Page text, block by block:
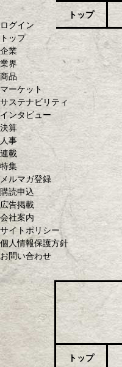
ログイン
トップ
企業
業界
商品
マーケット
サステナビリティ
インタビュー
決算
人事
連載
特集
メルマガ登録
購読申込
広告掲載
会社案内
サイトポリシー
個人情報保護方針
お問い合わせ
トップ
トップ